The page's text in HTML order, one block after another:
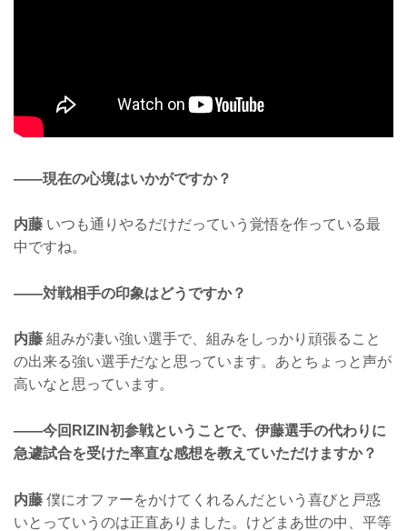
——現在の心境はいかがですか？
内藤 いつも通りやるだけだっていう覚悟を作っている最
中ですね。
——対戦相手の印象はどうですか？
内藤 組みが凄い強い選手で、組みをしっかり頑張ること
の出来る強い選手だなと思っています。あとちょっと声が
高いなと思っています。
——今回RIZIN初参戦ということで、伊藤選手の代わりに
急遽試合を受けた率直な感想を教えていただけますか？
内藤 僕にオファーをかけてくれるんだという喜びと戸惑
いとっていうのは正直ありました。けどまあ世の中、平等